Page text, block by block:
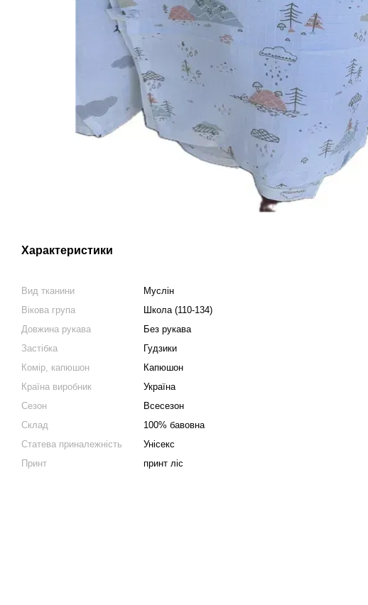
Характеристики
Вид тканини
Муслін
Вікова група
Школа (110-134)
Довжина рукава
Без рукава
Застібка
Гудзики
Комір, капюшон
Капюшон
Країна виробник
Україна
Сезон
Всесезон
Склад
100% бавовна
Статева приналежність
Унісекс
Принт
принт ліс